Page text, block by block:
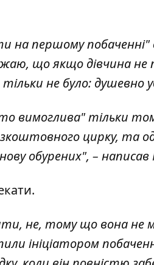
першому побаченні"
що якщо дівчина не
не було: душевно
вимоглива" тільки
цирку, та
обурених", – написав
не, тому що вона не
ініціатором